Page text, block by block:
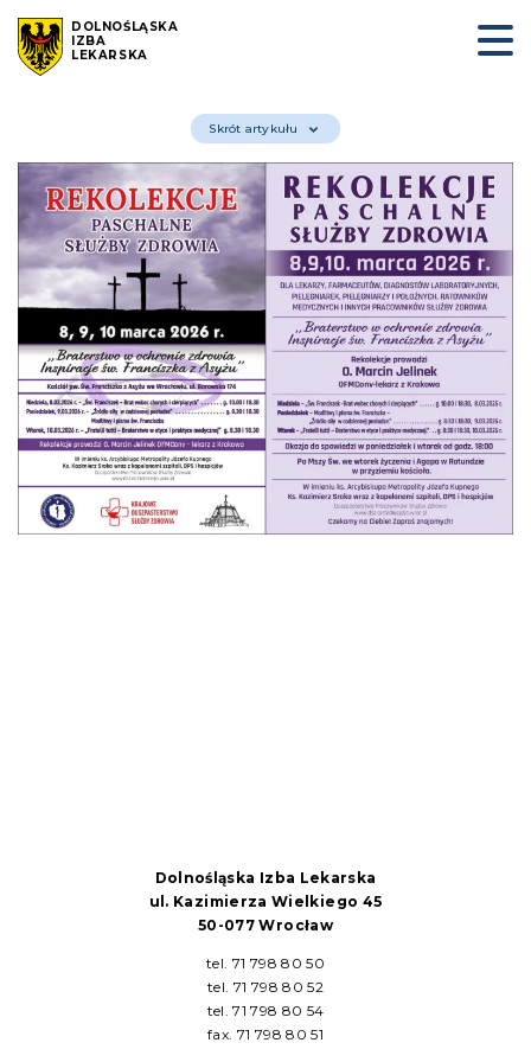
DOLNOŚLĄSKA
IZBA
LEKARSKA
Skrót artykułu
Dolnośląska Izba Lekarska
ul. Kazimierza Wielkiego 45
50-077 Wrocław
tel. 71 798 80 50
tel. 71 798 80 52
tel. 71 798 80 54
fax. 71 798 80 51